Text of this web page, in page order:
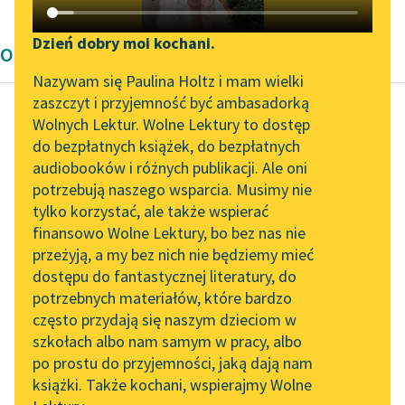
Katalog DAISY
Podkasty o książkach
Zgłoś brak utworu
Aktualności
„Prokurator Alicja Horn”
do słuchania
Byliśmy częścią AI Impact
Lab
Zapraszamy na spotkanie
online z tłumaczkami
literatury skandynawskiej
Spotkanie z Katarzyną
Tunkiel w Oslo
102. lata temu zmarł
Joseph Conrad
Narzędzia
Mapa Wolnych Lektur
Leśmianator
Przewodnik dla piszących i
czytających
API
OAI-PMH
Widget Wolnych Lektur
Przypisy
Dzień dobry moi kochani.
Nazywam się Paulina Holtz i mam wielki
zaszczyt i przyjemność być ambasadorką
Wolnych Lektur. Wolne Lektury to dostęp
do bezpłatnych książek, do bezpłatnych
audiobooków i różnych publikacji. Ale oni
potrzebują naszego wsparcia. Musimy nie
tylko korzystać, ale także wspierać
finansowo Wolne Lektury, bo bez nas nie
przeżyją, a my bez nich nie będziemy mieć
dostępu do fantastycznej literatury, do
potrzebnych materiałów, które bardzo
często przydają się naszym dzieciom w
szkołach albo nam samym w pracy, albo
po prostu do przyjemności, jaką dają nam
książki. Także kochani, wspierajmy Wolne
Opowiadanie Bolesław Prus
Bolesław Prus
Powracająca fala
Za ten czyn, prawie
bezprzykładny, Adler
dostał od rządu złoty
medal, a od fabrykanta
lepszą...
Czytaj więcej